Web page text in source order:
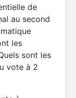
de
au second
les
sont les
vote à 2